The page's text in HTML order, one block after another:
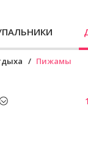
Пижамы